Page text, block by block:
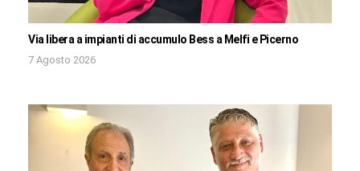
Via libera a impianti di accumulo Bess a Melfi e Picerno
7 Agosto 2026